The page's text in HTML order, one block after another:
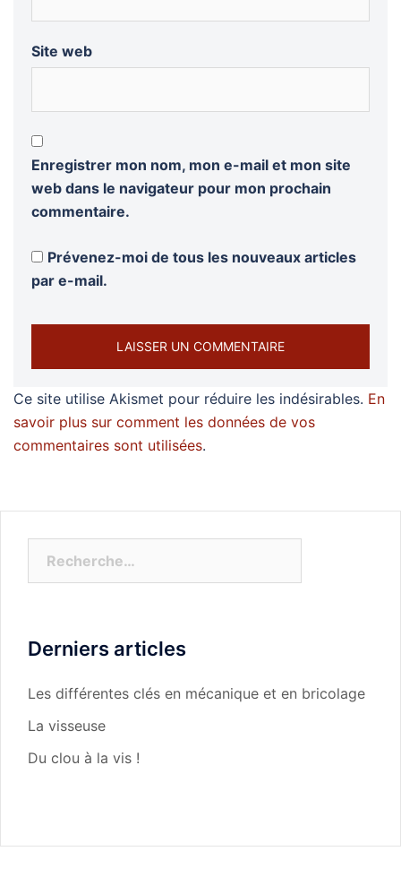
Site web
Enregistrer mon nom, mon e-mail et mon site
web dans le navigateur pour mon prochain
commentaire.
Prévenez-moi de tous les nouveaux articles
par e-mail.
Ce site utilise Akismet pour réduire les indésirables. En
savoir plus sur comment les données de vos
commentaires sont utilisées.
Derniers articles
Les différentes clés en mécanique et en bricolage
La visseuse
Du clou à la vis !